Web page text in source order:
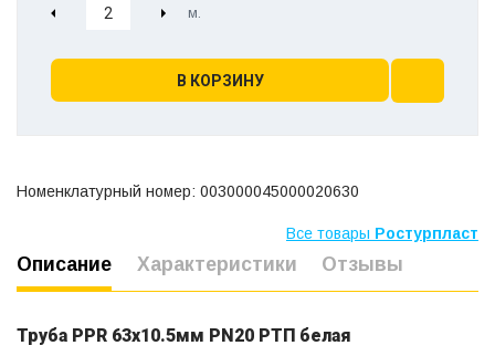
В КОРЗИНУ
Номенклатурный номер: 003000045000020630
Все товары Ростурпласт
Описание Характеристики Отзывы
Труба PPR 63х10.5мм PN20 РТП белая